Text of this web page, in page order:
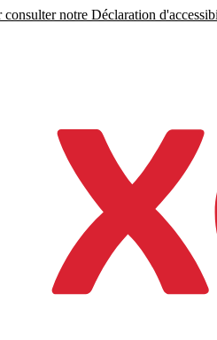
notre Déclaration